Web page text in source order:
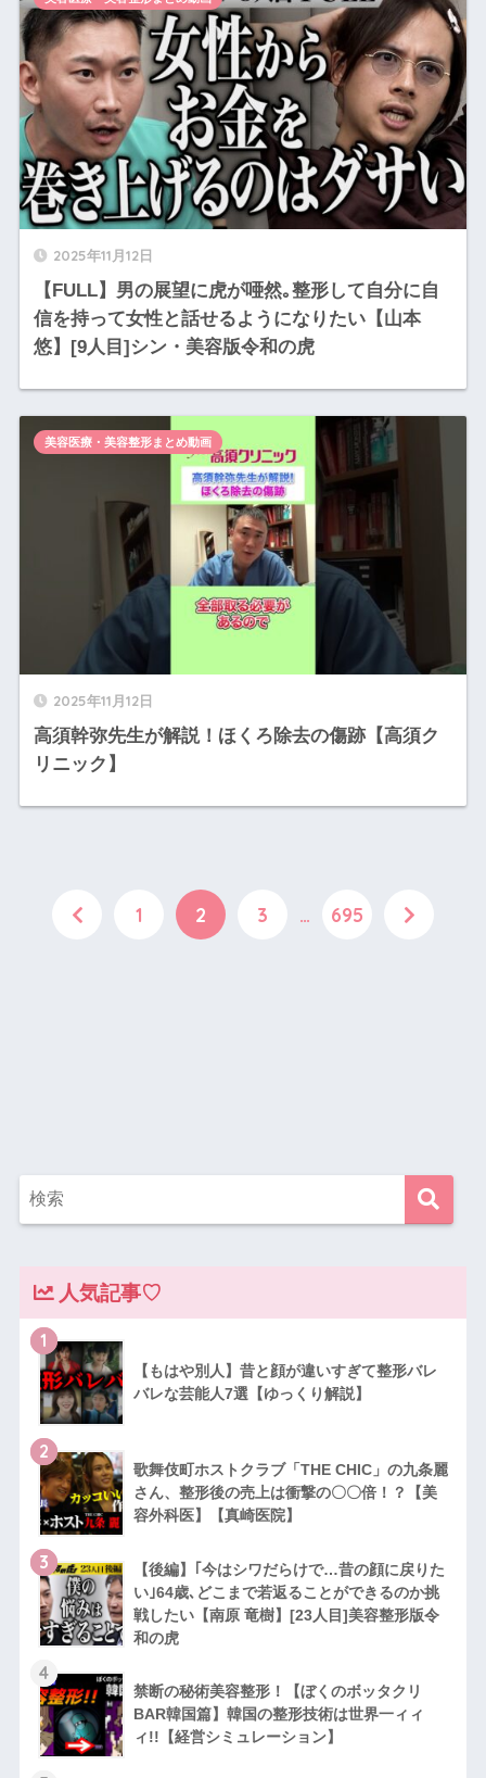
2025年11月12日
【FULL】男の展望に虎が唖然｡整形して自分に自
信を持って女性と話せるようになりたい【山本
悠】[9人目]シン・美容版令和の虎
2025年11月12日
高須幹弥先生が解説！ほくろ除去の傷跡【高須ク
リニック】
美容医療・美容整形まとめ動画
1 2 3 … 695
人気記事♡
1
【もはや別人】昔と顔が違いすぎて整形バレ
バレな芸能人7選【ゆっくり解説】
2
歌舞伎町ホストクラブ「THE CHIC」の九条麗
さん、整形後の売上は衝撃の〇〇倍！？【美
容外科医】【真崎医院】
3
【後編】｢今はシワだらけで…昔の顔に戻りた
い｣64歳､どこまで若返ることができるのか挑
戦したい【南原 竜樹】[23人目]美容整形版令
和の虎
4
禁断の秘術美容整形！【ぼくのボッタクリ
BAR韓国篇】韓国の整形技術は世界一ィィ
ィ!!【経営シミュレーション】